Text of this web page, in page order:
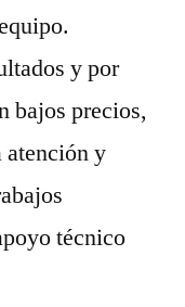
y por
bajos precios,
atención y
técnico